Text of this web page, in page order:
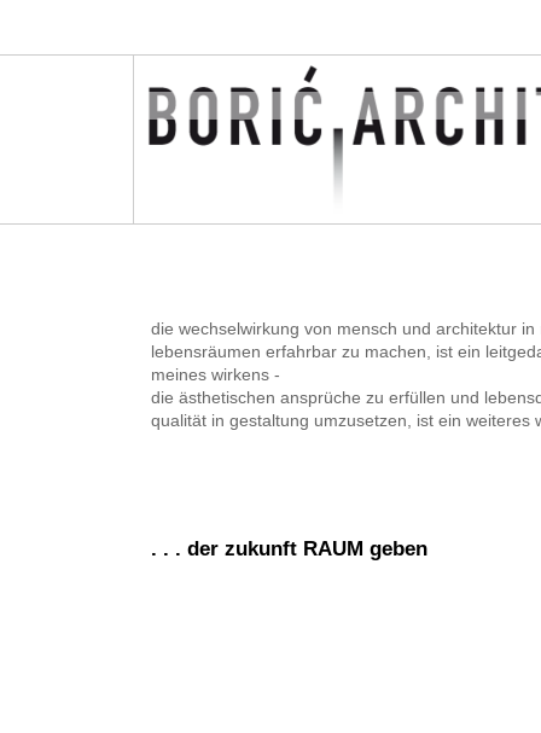
die wechselwirkung von mensch und architektur
lebensräumen erfahrbar zu machen, ist ein
meines wirkens -
die ästhetischen ansprüche zu erfüllen und
qualität in gestaltung umzusetzen, ist ein weiteres
. . . der zukunft RAUM geben